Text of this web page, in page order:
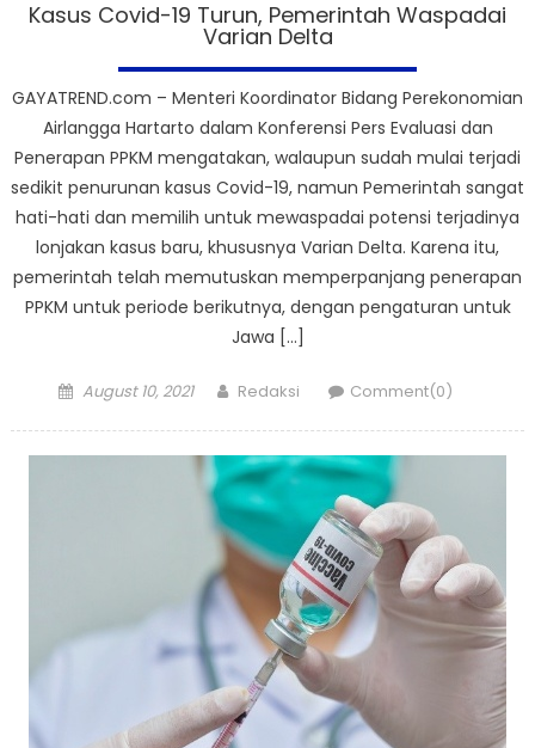
Kasus Covid-19 Turun, Pemerintah Waspadai
Varian Delta
GAYATREND.com – Menteri Koordinator Bidang Perekonomian
Airlangga Hartarto dalam Konferensi Pers Evaluasi dan
Penerapan PPKM mengatakan, walaupun sudah mulai terjadi
sedikit penurunan kasus Covid-19, namun Pemerintah sangat
hati-hati dan memilih untuk mewaspadai potensi terjadinya
lonjakan kasus baru, khususnya Varian Delta. Karena itu,
pemerintah telah memutuskan memperpanjang penerapan
PPKM untuk periode berikutnya, dengan pengaturan untuk
Jawa […]
Posted
August 10, 2021 Author
Redaksi Comment(0)